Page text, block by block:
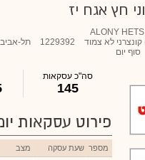
חץ אגח יז
ALONY
לא צמוד
1229392
תל-אביב
סוף יום
סה"כ עסקאות
145
פירוט עסקאות
מספר שעת עסקה מצב